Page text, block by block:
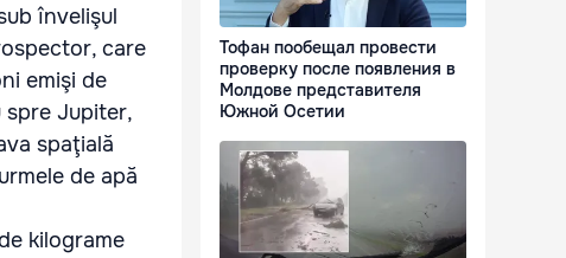
învelişul
care
emişi de
spre Jupiter,
spaţială
de apă
kilograme
Тофан пообещал провести
проверку после появления в
Молдове представителя
Южной Осетии